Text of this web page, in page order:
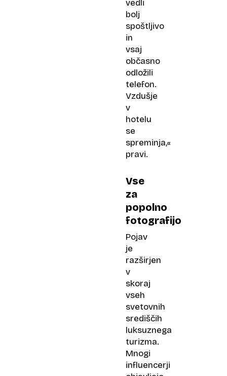
vedli
bolj
spoštljivo
in
vsaj
občasno
odložili
telefon.
Vzdušje
v
hotelu
se
spreminja,«
pravi.
Vse
za
popolno
fotografijo
Pojav
je
razširjen
v
skoraj
vseh
svetovnih
središčih
luksuznega
turizma.
Mnogi
influencerji